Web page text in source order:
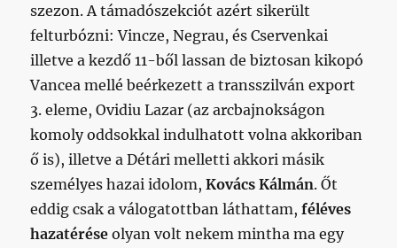
szezon. A támadószekciót azért sikerült
felturbózni: Vincze, Negrau, és Cservenkai
illetve a kezdő 11-ből lassan de biztosan kikopó
Vancea mellé beérkezett a transszilván export
3. eleme, Ovidiu Lazar (az arcbajnokságon
komoly oddsokkal indulhatott volna akkoriban
ő is), illetve a Détári melletti akkori másik
személyes hazai idolom,Kovács Kálmán. Őt
eddig csak a válogatottban láthattam,féléves
hazatérése olyan volt nekem mintha ma egy